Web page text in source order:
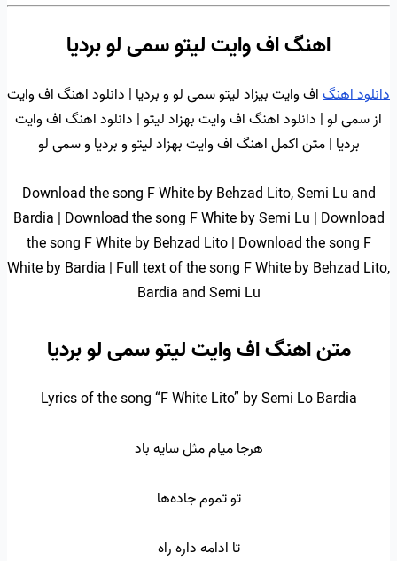
اهنگ اف وایت لیتو سمی لو بردیا
دانلود اهنگاف وایت بیزاد لیتو سمی لو و بردیا | دانلود اهنگ اف وایت
از سمی لو | دانلود اهنگ اف وایت بهزاد لیتو | دانلود اهنگ اف وایت
بردیا | متن اکمل اهنگ اف وایت بهزاد لیتو و بردیا و سمی لو
Download the song F White by Behzad Lito, Semi Lu and
Bardia | Download the song F White by Semi Lu | Download
the song F White by Behzad Lito | Download the song F
White by Bardia | Full text of the song F White by Behzad Lito,
Bardia and Semi Lu
متن اهنگ اف وایت لیتو سمی لو بردیا
Lyrics of the song “F White Lito” by Semi Lo Bardia
هرجا میام مثل سایهباد
تو تموم جاده‌ها
تا ادامه داره راه